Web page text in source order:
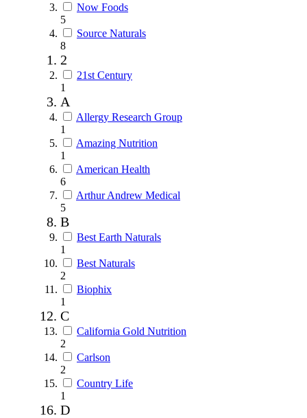
Now Foods
5
Source Naturals
8
2
21st Century
1
A
Allergy Research Group
1
Amazing Nutrition
1
American Health
6
Arthur Andrew Medical
5
B
Best Earth Naturals
1
Best Naturals
2
Biophix
1
C
California Gold Nutrition
2
Carlson
2
Country Life
1
D